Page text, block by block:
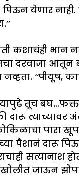
येणार
कशाचंही भान
दरवाजा
नव्हता.
तूच बघ…फक्त
दारू त्याच्यावर
पारा
पैशानं दारू
सत्यानाश
जाऊन